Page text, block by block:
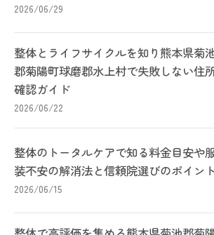
2026/06/29
整体とライフサイクルを知り熊本県菊
郡菊陽町球磨郡水上村で失敗しない住
確認ガイド
2026/06/22
整体のトータルケアで知る料金目安や
装不安の解消法と信頼院選びのポイント
2026/06/15